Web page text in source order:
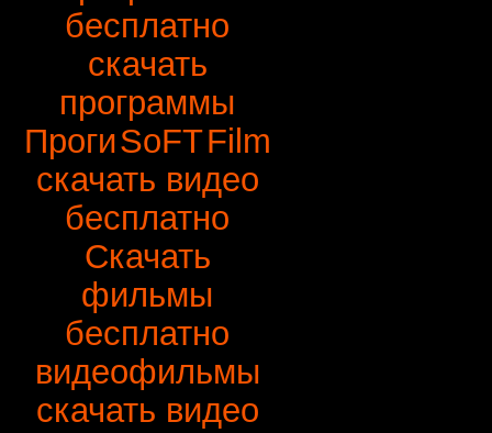
бесплатно
скачать
программы
ПрогиSoFTFilm
скачать видео
бесплатно
Скачать
фильмы
бесплатно
видеофильмы
скачать видео